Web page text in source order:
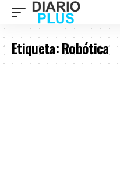
Etiqueta:Robótica